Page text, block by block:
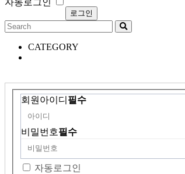
자동로그인
CATEGORY
회원아이디 필수
비밀번호필수
자동로그인